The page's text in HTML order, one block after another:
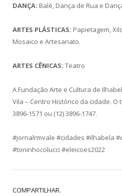
DANÇA: Balé, Dança de Rua e
ARTES PLÁSTICAS: Papietagem,
Mosaico e Artesanato.
ARTES CÊNICAS: Teatro
A Fundação Arte e Cultura de
Vila – Centro Histórico da cidade.
3896-1571 ou (12) 3896-1747.
#jornalrmvale #cidades #ilhabela
#toninhocolucci #eleicoes2022
COMPARTILHAR.